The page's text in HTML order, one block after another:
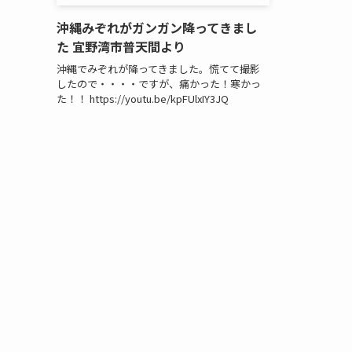
沖縄みぞれがガンガン降ってきまし
た 宜野湾市普天間より
沖縄でみぞれが降ってきました。慌てて撮影
したので・・・・ですが、痛かった！寒かっ
た！！ https://youtu.be/kpFUlxIY3JQ